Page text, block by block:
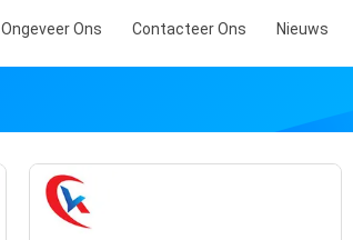
Ongeveer Ons Contacteer Ons Nieuws